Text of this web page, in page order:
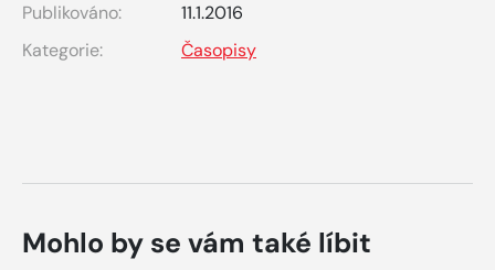
Publikováno:
11.1.2016
Kategorie:
Časopisy
Mohlo by se vám také líbit